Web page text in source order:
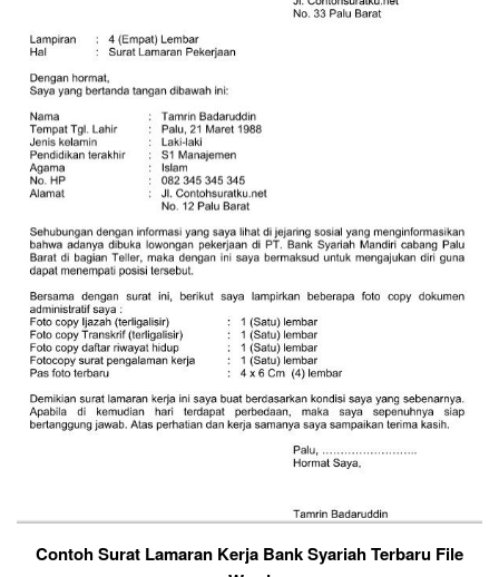
Contoh Surat Lamaran Kerja Bank Syariah Terbaru File